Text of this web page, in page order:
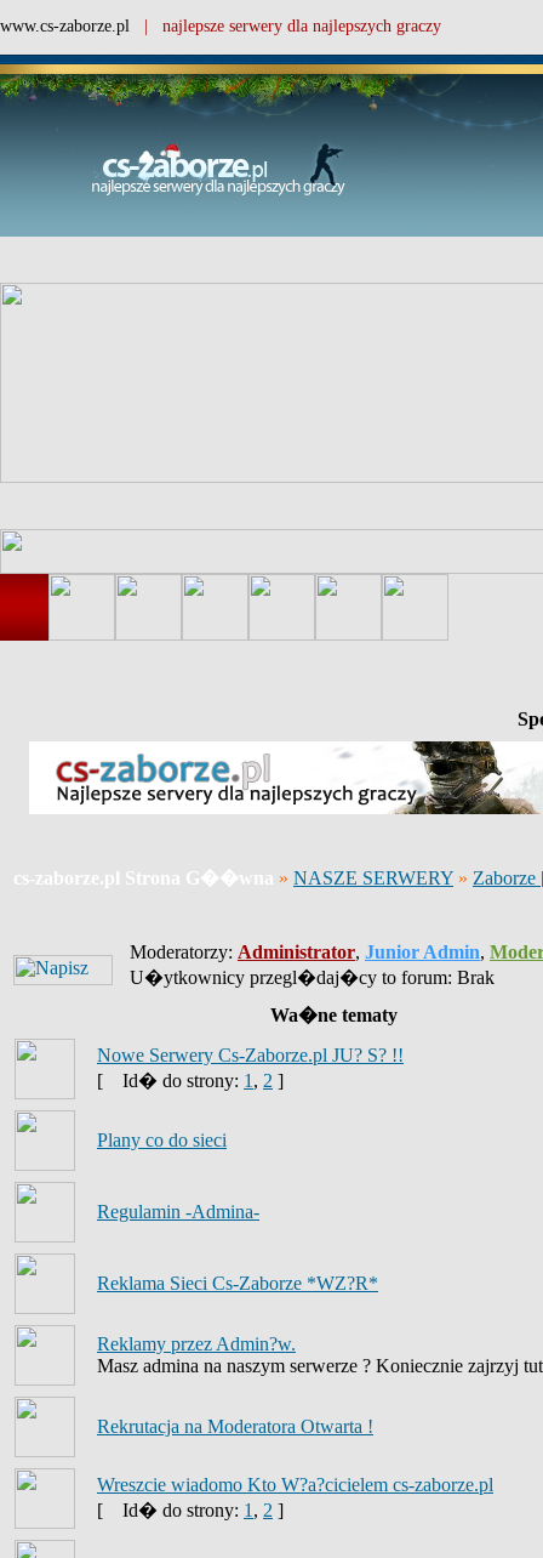
www.cs-zaborze.pl | najlepsze serwery dla najlepszych graczy
cs-zaborze.pl Strona G��wna » NASZE SERWERY » Zaborze
Moderatorzy: Administrator, Junior Admin,
U�ytkownicy przegl�daj�cy to forum: Brak
Wa�ne tematy
Nowe Serwery Cs-Zaborze.pl JU? S? !!
[
Id� do strony: 1 , 2 ]
Plany co do sieci
Regulamin -Admina-
Reklama Sieci Cs-Zaborze *WZ?R*
Reklamy przez Admin?w.
Masz admina na naszym serwerze ? Koniecznie zajrzyj
Rekrutacja na Moderatora Otwarta !
Wreszcie wiadomo Kto W?a?cicielem cs-zaborze.pl
[
Id� do strony: 1 , 2 ]